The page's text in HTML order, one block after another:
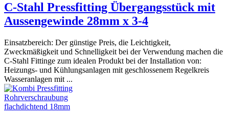
C-Stahl Pressfitting Übergangsstück mit
Aussengewinde 28mm x 3-4
Einsatzbereich: Der günstige Preis, die Leichtigkeit,
Zweckmäßigkeit und Schnelligkeit bei der Verwendung machen die
C-Stahl Fittinge zum idealen Produkt bei der Installation von:
Heizungs- und Kühlungsanlagen mit geschlossenem Regelkreis
Wasseranlagen mit ...